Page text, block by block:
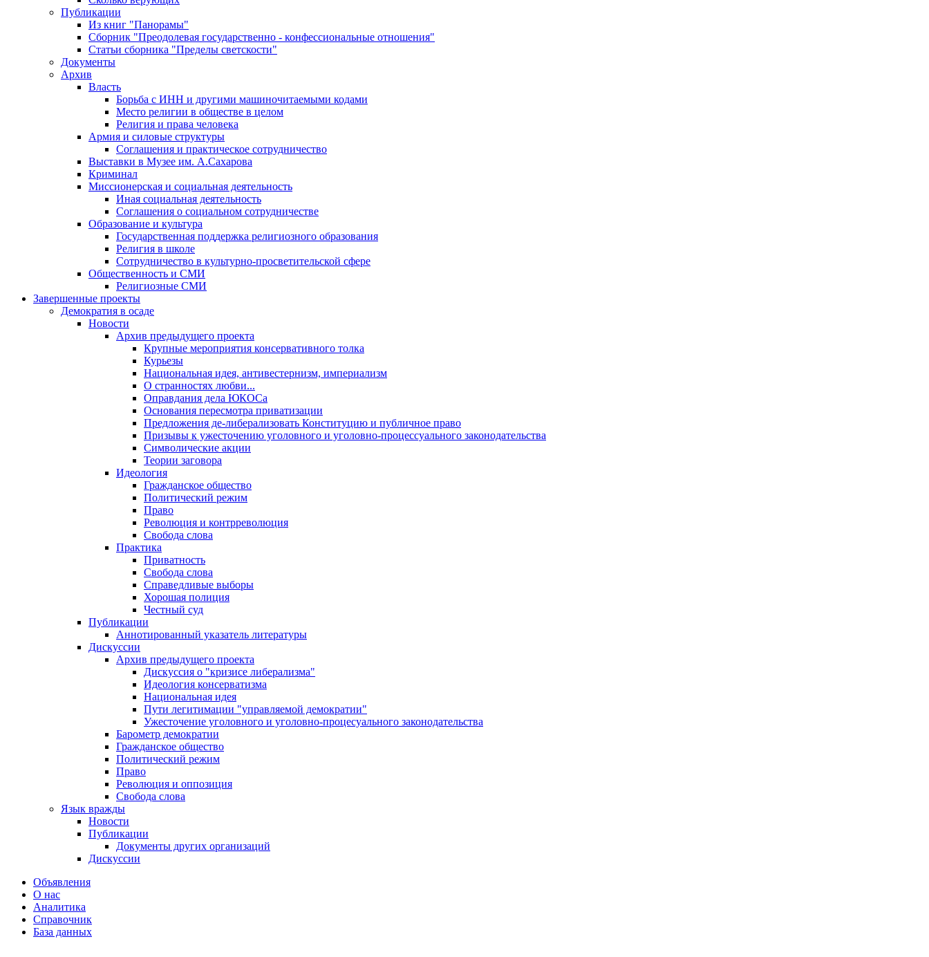
Публикации
Из книг "Панорамы"
Сборник "Преодолевая государственно - конфессиональные отношения"
Статьи сборника "Пределы светскости"
Документы
Архив
Власть
Борьба с ИНН и другими машиночитаемыми кодами
Место религии в обществе в целом
Религия и права человека
Армия и силовые структуры
Соглашения и практическое сотрудничество
Выставки в Музее им. А.Сахарова
Криминал
Миссионерская и социальная деятельность
Иная социальная деятельность
Соглашения о социальном сотрудничестве
Образование и культура
Государственная поддержка религиозного образования
Религия в школе
Сотрудничество в культурно-просветительской сфере
Общественность и СМИ
Религиозные СМИ
Завершенные проекты
Демократия в осаде
Новости
Архив предыдущего проекта
Крупные мероприятия консервативного толка
Курьезы
Национальная идея, антивестернизм, империализм
О странностях любви...
Оправдания дела ЮКОСа
Основания пересмотра приватизации
Предложения де-либерализовать Конституцию и публичное право
Призывы к ужесточению уголовного и уголовно-процессуального законодательства
Символические акции
Теории заговора
Идеология
Гражданское общество
Политический режим
Право
Революция и контрреволюция
Свобода слова
Практика
Приватность
Свобода слова
Справедливые выборы
Хорошая полиция
Честный суд
Публикации
Аннотированный указатель литературы
Дискуссии
Архив предыдущего проекта
Дискуссия о "кризисе либерализма"
Идеология консерватизма
Национальная идея
Пути легитимации "управляемой демократии"
Ужесточение уголовного и уголовно-процесуального законодательства
Барометр демократии
Гражданское общество
Политический режим
Право
Революция и оппозиция
Свобода слова
Язык вражды
Новости
Публикации
Документы других организаций
Дискуссии
Объявления
О нас
Аналитика
Справочник
База данных